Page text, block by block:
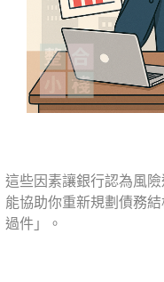
這些因素讓銀行認為風
能協助你重新規劃債務
過件」。